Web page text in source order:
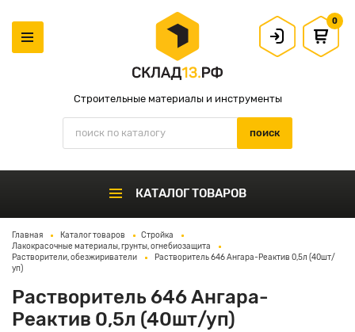
Строительные материалы и инструменты
0
КАТАЛОГ ТОВАРОВ
Главная Каталог товаров
Стройка
Лакокрасочные материалы, грунты, огнебиозащита
Растворители, обезжириватели
Растворитель 646 Ангара-Реактив 0,5л (40шт/
уп)
Растворитель 646 Ангара-
Реактив 0,5л (40шт/уп)